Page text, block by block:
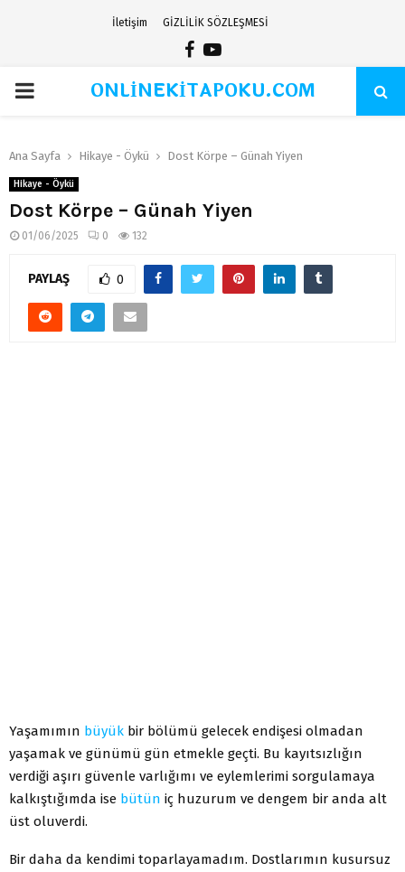
İletişim GİZLİLİK SÖZLEŞMESİ
Facebook
Youtube
PRIMARYONLİNEKİTAPOKU.COM
Ana Sayfa Hikaye - Öykü Dost Körpe – Günah Yiyen
Hikaye - Öykü
Dost Körpe – Günah Yiyen
01/06/2025 0 132
PAYLAŞ 0
Yaşamımın büyük bir bölümü gelecek endişesi olmadan
yaşamak ve günümü gün etmekle geçti. Bu kayıtsızlığın
verdiği aşırı güvenle varlığımı ve eylemlerimi sorgulamaya
kalkıştığımda ise bütün iç huzurum ve dengem bir anda alt
üst oluverdi.
Bir daha da kendimi toparlayamadım. Dostlarımın kusursuz